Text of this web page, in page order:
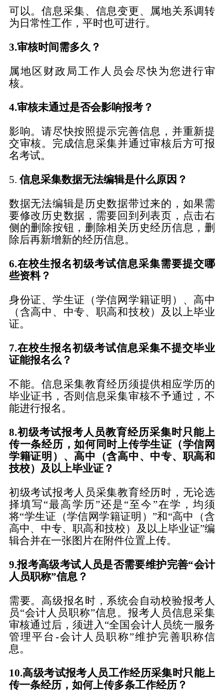
可以。信息采集、信息变更、属地关系调转
为日常性工作，平时也可进行。
3.审核时间需多久？
属地区财政局工作人员会尽快为您进行审
核。
4.审核未通过是否会影响报考？
影响。请尽快按照提示完善信息，并重新提
交审核。完成信息采集并通过审核后方可报
名考试。
5.信息采集数据无法编辑是什么原因？
数据无法编辑是历史数据带过来的，如果需
要修改历史数据，需要回到列表页，点击右
侧的删除按钮，删除相关历史经历信息，删
除后再新增新的经历信息。
6.在校生报名初级考试信息采集需要提交哪
些资料？
身份证、学生证（学信网学籍证明）、高中
（含高中、中专、职高和技校）及以上毕业
证。
7.在校生报名初级考试信息采集不提交毕业
证能报名么？
不能。信息采集教育经历须提供相应学历的
毕业证书，否则信息采集审核不予通过，不
能进行报名。
8.初级考试报考人员教育经历采集时只能上
传一条经历，如何同时上传学生证（学信网
学籍证明）、高中（含高中、中专、职高和
技校）及以上毕业证？
初级考试报考人员采集教育经历时，无论选
择填写“最高学历”还是“至今”在学，均须
将“学生证（学信网学籍证明）”和“高中（含
高中、中专、职高和技校）及以上毕业证”编
辑合并在一张图片在附件位置上传。
9.报考高级考试人员是否需要维护完善“会计
人员职称”信息？
需要。高级报名时，系统会自动校验报考人
员“会计人员职称”信息。报考人员信息采集
审核通过后，须进入“全国会计人员统一服务
管理平台-会计人员职称”维护完善职称信
息。
10.高级考试报考人员工作经历采集时只能上
传一条经历，如何上传多条工作经历？